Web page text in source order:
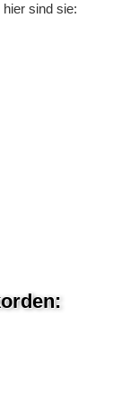
sind sie: